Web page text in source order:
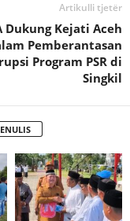
Artikulli tjetër
Dukung Kejati Aceh
Pemberantasan
Program PSR di
Singkil